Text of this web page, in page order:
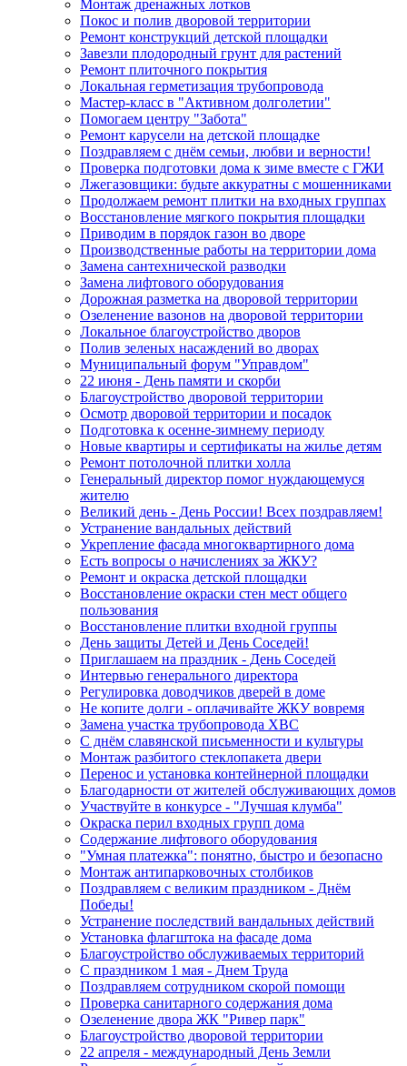
Монтаж дренажных лотков
Покос и полив дворовой территории
Ремонт конструкций детской площадки
Завезли плодородный грунт для растений
Ремонт плиточного покрытия
Локальная герметизация трубопровода
Мастер-класс в "Активном долголетии"
Помогаем центру "Забота"
Ремонт карусели на детской площадке
Поздравляем с днём семьи, любви и верности!
Проверка подготовки дома к зиме вместе с ГЖИ
Лжегазовщики: будьте аккуратны с мошенниками
Продолжаем ремонт плитки на входных группах
Восстановление мягкого покрытия площадки
Приводим в порядок газон во дворе
Производственные работы на территории дома
Замена сантехнической разводки
Замена лифтового оборудования
Дорожная разметка на дворовой территории
Озеленение вазонов на дворовой территории
Локальное благоустройство дворов
Полив зеленых насаждений во дворах
Муниципальный форум "Управдом"
22 июня - День памяти и скорби
Благоустройство дворовой территории
Осмотр дворовой территории и посадок
Подготовка к осенне-зимнему периоду
Новые квартиры и сертификаты на жилье детям
Ремонт потолочной плитки холла
Генеральный директор помог нуждающемуся
жителю
Великий день - День России! Всех поздравляем!
Устранение вандальных действий
Укрепление фасада многоквартирного дома
Есть вопросы о начислениях за ЖКУ?
Ремонт и окраска детской площадки
Восстановление окраски стен мест общего
пользования
Восстановление плитки входной группы
День защиты Детей и День Соседей!
Приглашаем на праздник - День Соседей
Интервью генерального директора
Регулировка доводчиков дверей в доме
Не копите долги - оплачивайте ЖКУ вовремя
Замена участка трубопровода ХВС
С днём славянской письменности и культуры
Монтаж разбитого стеклопакета двери
Перенос и установка контейнерной площадки
Благодарности от жителей обслуживающих домов
Участвуйте в конкурсе - "Лучшая клумба"
Окраска перил входных групп дома
Содержание лифтового оборудования
"Умная платежка": понятно, быстро и безопасно
Монтаж антипарковочных столбиков
Поздравляем с великим праздником - Днём
Победы!
Устранение последствий вандальных действий
Установка флагштока на фасаде дома
Благоустройство обслуживаемых территорий
С праздником 1 мая - Днем Труда
Поздравляем сотрудником скорой помощи
Проверка санитарного содержания дома
Озеленение двора ЖК "Ривер парк"
Благоустройство дворовой территории
22 апреля - международный День Земли